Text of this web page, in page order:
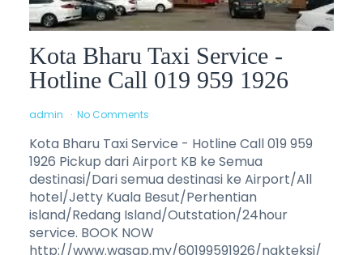
Kota Bharu Taxi Service -
Hotline Call 019 959 1926
admin No Comments
Kota Bharu Taxi Service - Hotline Call 019 959
1926 Pickup dari Airport KB ke Semua
destinasi/Dari semua destinasi ke Airport/All
hotel/Jetty Kuala Besut/Perhentian
island/Redang Island/Outstation/24hour
service. BOOK NOW
http://www.wasap.my/60199591926/nakteksi/